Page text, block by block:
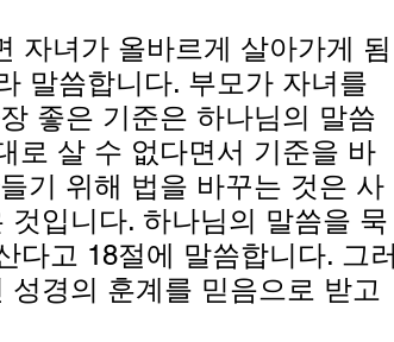
자녀가 올바르게 살아가게 됨
말씀합니다. 부모가 자녀를
좋은 기준은 하나님의 말씀
로 살 수 없다면서 기준을 바
기 위해 법을 바꾸는 것은 사
입니다. 하나님의 말씀을 묵
다고 18절에 말씀합니다. 그러
경의 훈계를 믿음으로 받고